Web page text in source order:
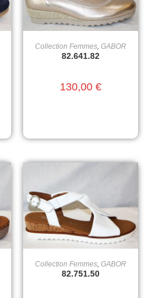
CHOIX DES OPTIONS
Collection Femmes GABOR
82.641.82
130,00 €
CHOIX DES OPTIONS
Collection Femmes, GABOR
82.751.50